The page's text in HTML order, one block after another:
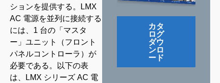
ションを提供する。LMX
AC 電源を並列に接続する
には、1 台の「マスタ
ー」ユニット（フロント
パネルコントローラ）が
必要である。以下の表
は、LMX シリーズ AC 電
カタ
ログ
ダウ
ンロ
ード